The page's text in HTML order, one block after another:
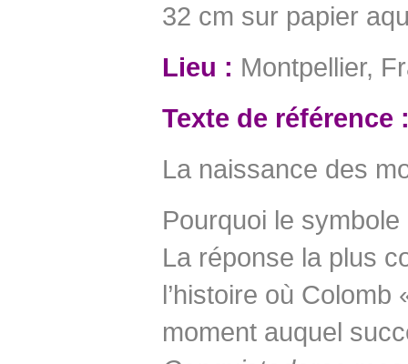
32 cm sur papier
Lieu : Montpellier,
Texte de référence
La naissance des
Pourquoi le
La réponse la plus
l’histoire où
moment auquel